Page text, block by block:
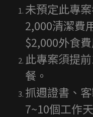
未預定此專
2,000清潔費
$2,000外食費
此專案須提
餐。
抓週證書、
7~10個工作